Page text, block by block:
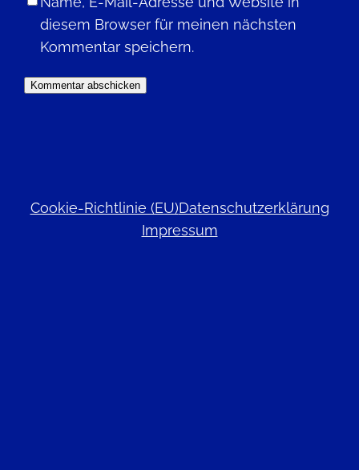
diesem Browser für meinen nächsten
Kommentar speichern.
Cookie-Richtlinie (EU)Datenschutzerklärung
Impressum